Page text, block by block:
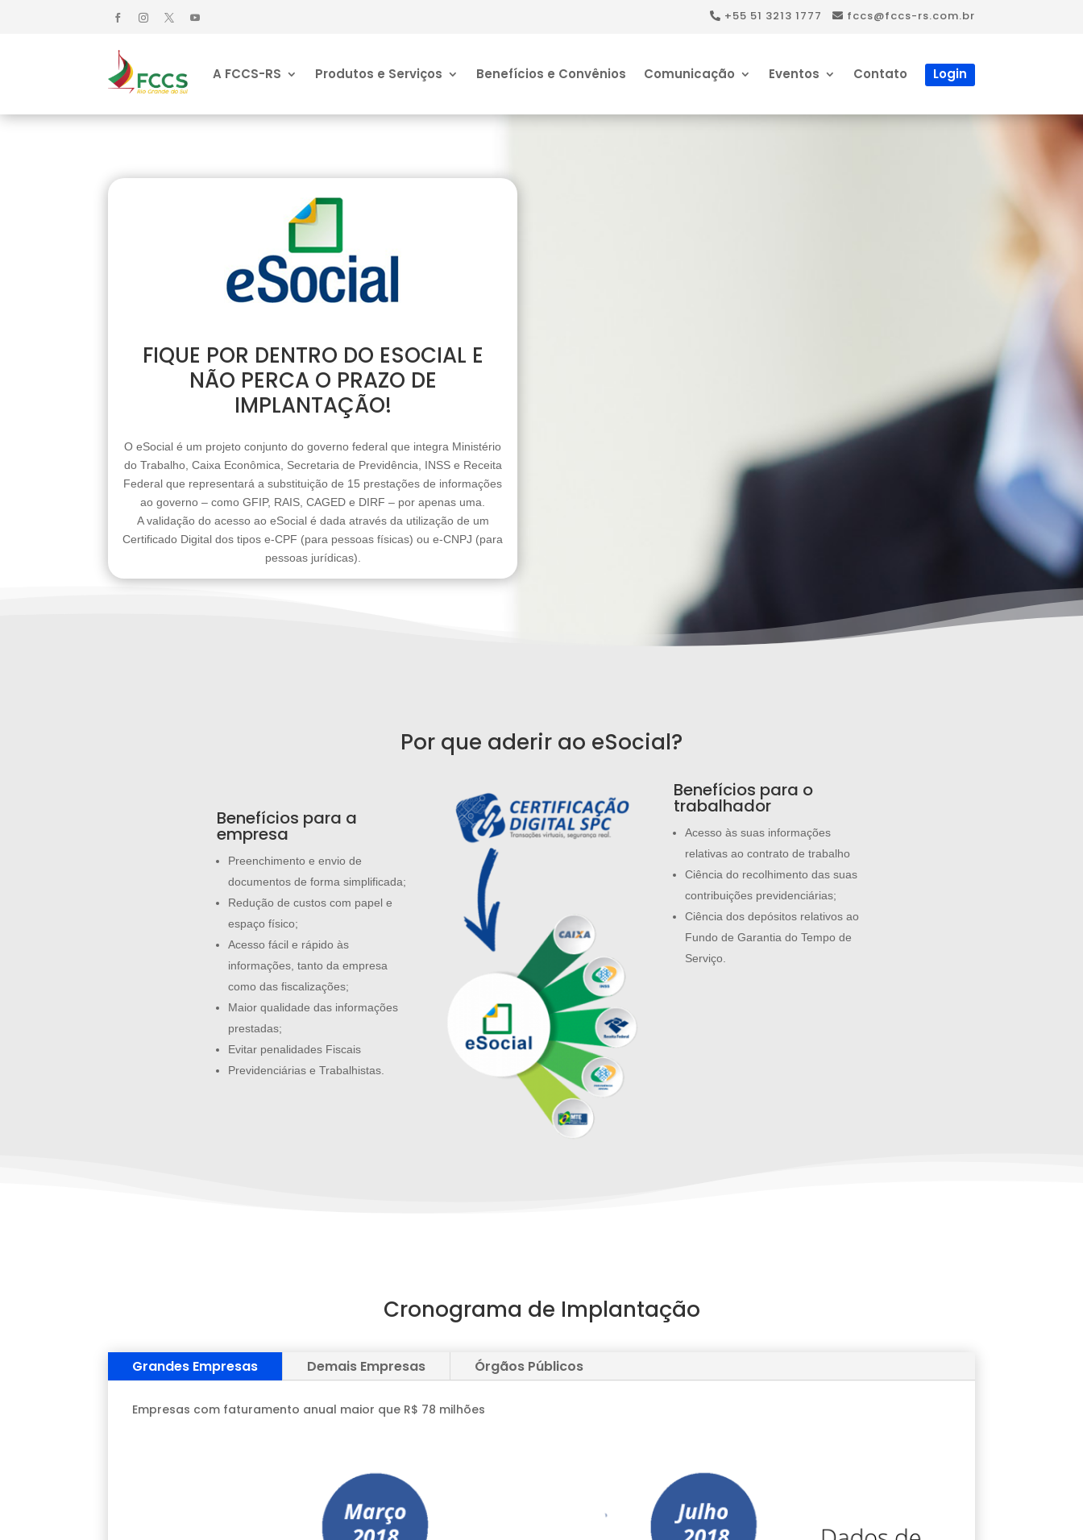
+55 51 3213 1777 fccs@fccs-rs.com.br
A FCCS-RS Produtos e Serviços Benefícios e Convênios Comunicação Eventos Contato Login
FIQUE POR DENTRO DO ESOCIAL E
NÃO PERCA O PRAZO DE
IMPLANTAÇÃO!
O eSocial é um projeto conjunto do governo federal que integra Ministério
do Trabalho, Caixa Econômica, Secretaria de Previdência, INSS e Receita
Federal que representará a substituição de 15 prestações de informações
ao governo – como GFIP, RAIS, CAGED e DIRF – por apenas uma.
A validação do acesso ao eSocial é dada através da utilização de um
Certificado Digital dos tipos e-CPF (para pessoas físicas) ou e-CNPJ (para
pessoas jurídicas).
Por que aderir ao eSocial?
Benefícios para a
empresa
Preenchimento e envio de
documentos de forma simplificada;
Redução de custos com papel e
espaço físico;
Acesso fácil e rápido às
informações, tanto da empresa
como das fiscalizações;
Maior qualidade das informações
prestadas;
Evitar penalidades Fiscais
Previdenciárias e Trabalhistas.
Benefícios para o
trabalhador
Acesso às suas informações
relativas ao contrato de trabalho
Ciência do recolhimento das suas
contribuições previdenciárias;
Ciência dos depósitos relativos ao
Fundo de Garantia do Tempo de
Serviço.
Cronograma de Implantação
Grandes Empresas Demais Empresas Órgãos Públicos
Empresas com faturamento anual maior que R$ 78 milhões